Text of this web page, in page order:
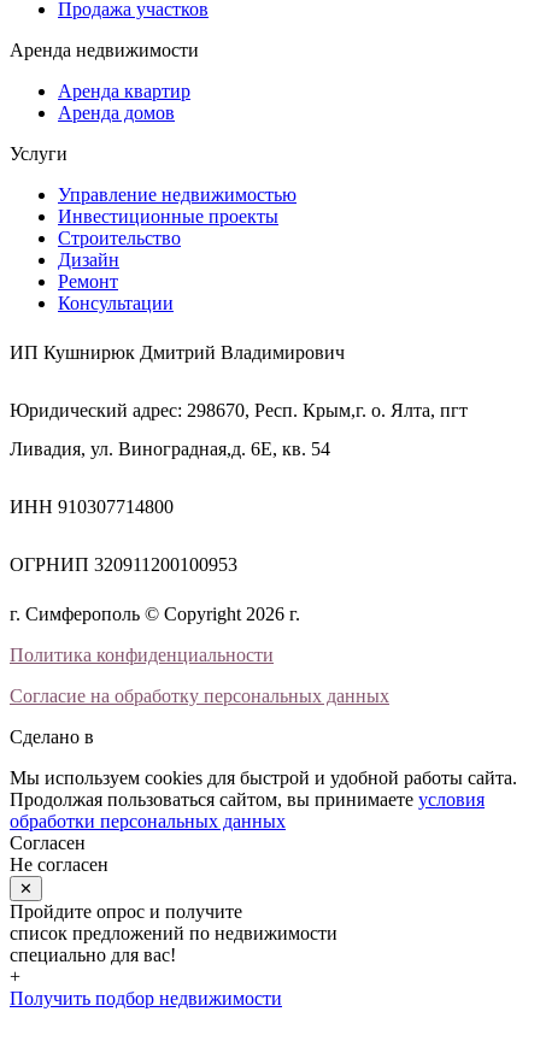
Продажа участков
Аренда недвижимости
Аренда квартир
Аренда домов
Услуги
Управление недвижимостью
Инвестиционные проекты
Строительство
Дизайн
Ремонт
Консультации
ИП Кушнирюк Дмитрий Владимирович
Юридический адрес: 298670, Респ. Крым,г. о. Ялта, пгт
Ливадия, ул. Виноградная,д. 6Е, кв. 54
ИНН 910307714800
ОГРНИП 320911200100953
г. Симферополь © Copyright 2026 г.
Политика конфиденциальности
Согласие на обработку персональных данных
Сделано в
Мы используем cookies для быстрой и удобной работы сайта.
Продолжая пользоваться сайтом, вы принимаете условия
обработки персональных данных
Согласен
Не согласен
✕
Пройдите опрос и получите
список предложений по недвижимости
специально для вас!
+
Получить подбор недвижимости